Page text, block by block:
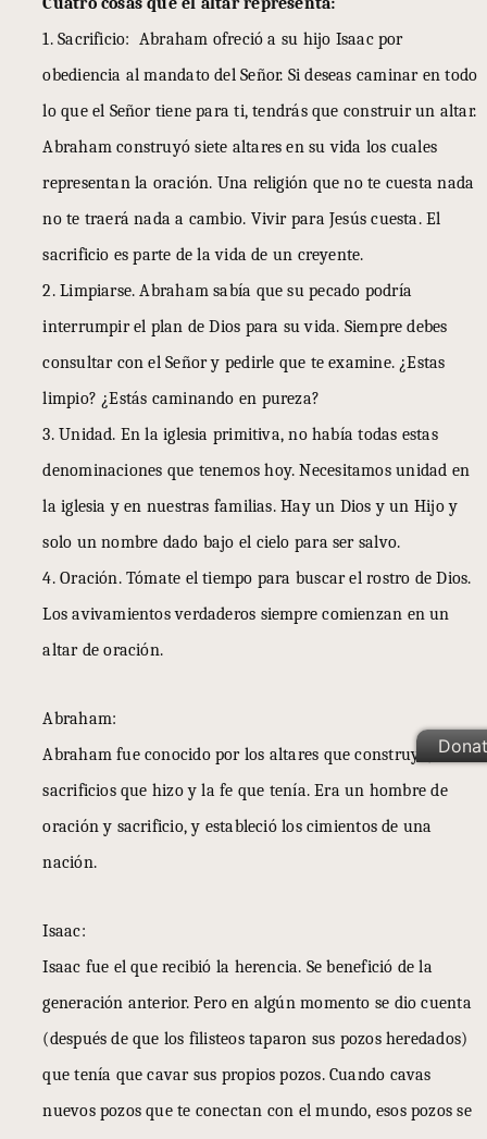
1. Sacrificio: Abraham ofreció a su hijo Isaac por
obediencia al mandato del Señor. Si deseas caminar en todo
lo que el Señor tiene para ti, tendrás que construir un altar.
Abraham construyó siete altares en su vida los cuales
representan la oración. Una religión que no te cuesta nada
no te traerá nada a cambio. Vivir para Jesús cuesta. El
sacrificio es parte de la vida de un creyente.
2. Limpiarse. Abraham sabía que su pecado podría
interrumpir el plan de Dios para su vida. Siempre debes
consultar con el Señor y pedirle que te examine. ¿Estas
limpio? ¿Estás caminando en pureza?
3. Unidad. En la iglesia primitiva, no había todas estas
denominaciones que tenemos hoy. Necesitamos unidad en
la iglesia y en nuestras familias. Hay un Dios y un Hijo y
solo un nombre dado bajo el cielo para ser salvo.
4. Oración. Tómate el tiempo para buscar el rostro de Dios.
Los avivamientos verdaderos siempre comienzan en un
altar de oración.
Abraham:
Abraham fue conocido por los altares que construyó, los
sacrificios que hizo y la fe que tenía. Era un hombre de
oración y sacrificio, y estableció los cimientos de una
nación.
Isaac:
Isaac fue el que recibió la herencia. Se benefició de la
generación anterior. Pero en algún momento se dio cuenta
(después de que los filisteos taparon sus pozos heredados)
que tenía que cavar sus propios pozos. Cuando cavas
nuevos pozos que te conectan con el mundo, esos pozos se